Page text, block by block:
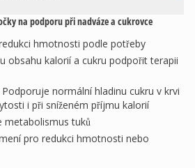
na podporu při nadváze a cukrovce
hmotnosti podle potřeby
obsahu kalorií a cukru podpořit terapii
normální hladinu cukru v krvi
i při sníženém příjmu kalorií
metabolismus tuků
pro redukci hmotnosti nebo